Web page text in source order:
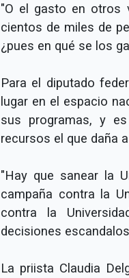
"O el gasto en otros
cientos de miles de
¿pues en qué se los
Para el diputado
lugar en el espacio
sus programas, y
recursos el que daña
"Hay que sanear la
campaña contra la
contra la
decisiones
La priista Claudia